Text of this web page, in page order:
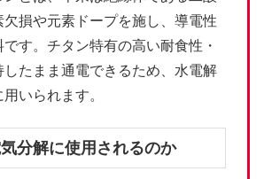
損や元素ドープを施し、導電性
す。チタン特有の高い耐食性・
たまま通電できるため、水電解
いられます。
分解に使用されるのか